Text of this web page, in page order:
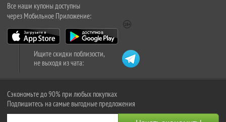
Все наши купоны доступны
через Мобильное Приложение:
Ищите скидки поблизости,
не выходя из чата:
Сэкономьте до 90% при любых покупках
Подпишитесь на самые выгодные предложения